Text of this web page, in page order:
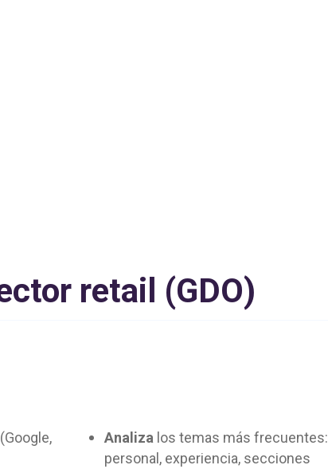
retail (GDO)
Analiza los temas más frecuentes:
personal, experiencia, secciones